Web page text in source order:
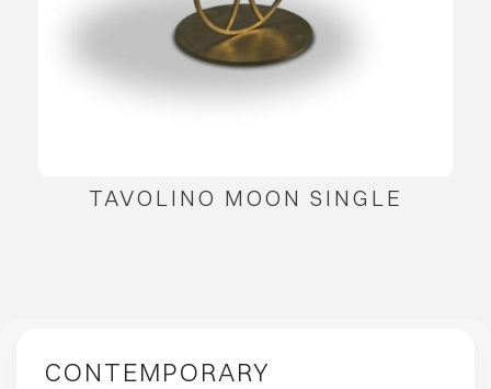
TAVOLINO MOON SINGLE
CONTEMPORARY